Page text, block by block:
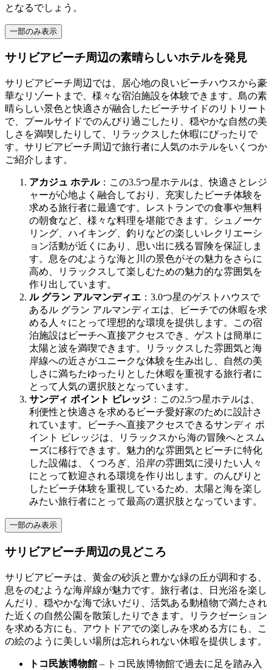
となるでしょう。
一部のみ表示
サリビアビーチ周辺の素晴らしいホテルを発見
サリビアビーチ周辺では、居心地の良いビーチハウスから豪
華なリゾートまで、様々な宿泊施設を体験できます。島の素
晴らしい景色と快適さが融合したビーチサイドのリトリート
で、プールサイドでのんびり過ごしたり、穏やかな自然の美
しさを満喫したりして、リラックスした休暇にぴったりで
す。サリビアビーチ周辺で旅行者に人気のホテルをいくつか
ご紹介します。
アカジュ ホテル：この3.5つ星ホテルは、快適さとレジ
ャーが心地よく融合しており、充実したビーチ体験を
求める旅行者に最適です。レストランでの食事や無料
の朝食など、様々な料理を堪能できます。シュノーケ
リング、ハイキング、釣りなどの楽しいレクリエーシ
ョン活動が近くにあり、思い出に残る冒険を保証しま
す。息をのむような海と川の景色がその魅力をさらに
高め、リラックスして楽しむための魅力的な雰囲気を
作り出しています。
ル グラン アルマンディエ ：3.0つ星のゲストハウスで
あるル グラン アルマンディエは、ビーチでの休暇を求
める人々にとって理想的な環境を提供します。この宿
泊施設はビーチへ直接アクセスでき、ゲストは簡単に
太陽と波を満喫できます。リラックスした雰囲気と海
岸線への近さがユニークな体験を生み出し、自然の美
しさに満ちたゆったりとした休暇を重視する旅行者に
とって人気の選択肢となっています。
サンディ ポイント ビレッジ ：この2.5つ星ホテルは、
利便性と快適さを求めるビーチ愛好家のために設計さ
れています。ビーチへ直接アクセスできるサンディ ポ
イント ビレッジは、リラックスから海の冒険へとスム
ーズに移行できます。魅力的な雰囲気とビーチに特化
した設備は、くつろぎ、沿岸の雰囲気に浸りたい人々
にとって歓迎される環境を作り出します。のんびりと
したビーチ体験を重視しているため、太陽と海を楽し
みたい旅行者にとって最高の選択肢となっています。
一部のみ表示
サリビアビーチ周辺の見どころ
サリビアビーチは、黄金の砂浜と豊かな緑の丘が調和する、
息をのむような海岸線が魅力です。旅行者は、日光浴を楽し
んだり、穏やかな海で泳いだり、活気ある動植物で満たされ
た近くの自然公園を散策したりできます。リラクゼーション
を求める方にも、アウトドアでの楽しみを求める方にも、こ
の絵のように美しい場所は忘れられない休暇を提供します。
トコ民族博物館 – トコ民族博物館で過去に足を踏み入